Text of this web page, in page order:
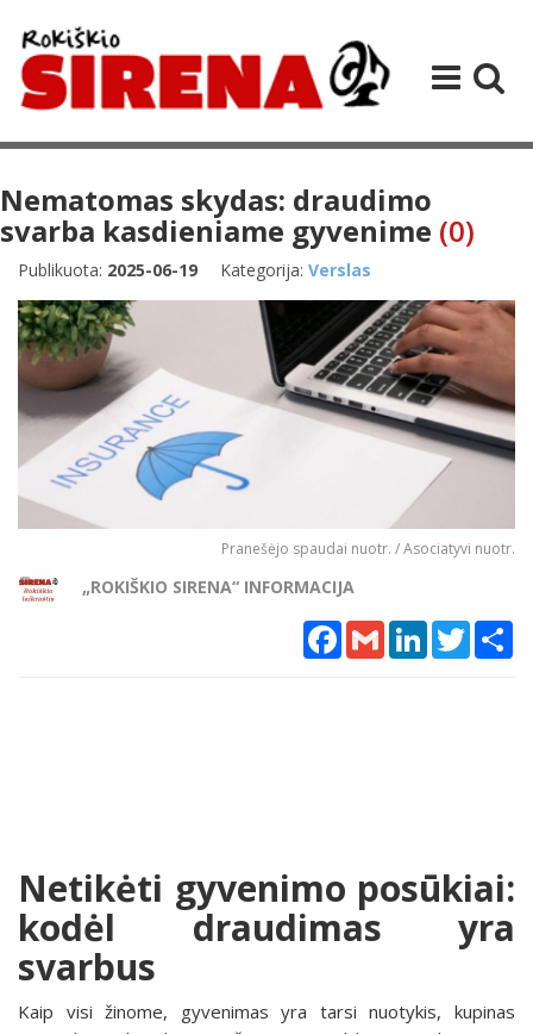
Nematomas skydas: draudimo
svarba kasdieniame gyvenime (0)
Publikuota: 2025-06-19 Kategorija: Verslas
Pranešėjo spaudai nuotr. / Asociatyvi nuotr.
„ROKIŠKIO SIRENA“ INFORMACIJA
Facebook
Gmail LinkedInTwitter
Netikėti gyvenimo posūkiai:
kodėl draudimas yra
svarbus
Kaip visi žinome, gyvenimas yra tarsi nuotykis, kupinas